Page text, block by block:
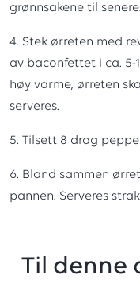
grønnsakene til senere.
4. Stek ørreten med
av baconfettet i ca. 5-
høy varme, ørreten
serveres.
5. Tilsett 8 drag
6. Bland sammen
pannen. Serveres
Til denne